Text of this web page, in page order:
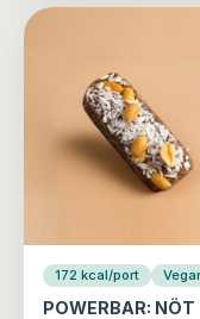
172 kcal/port
POWERBAR: NÖT